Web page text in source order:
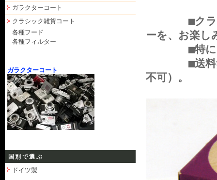
ガラクターコート
クラシック雑貨コート
各種フード
各種フィルター
ガラクターコート
国別で選ぶ
ドイツ製
■クラカメ
ーを、お楽し
■特に目立
■送料無料
不可）。